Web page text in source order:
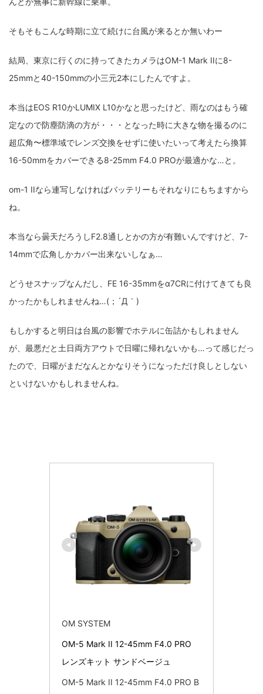
そもそもこんな時期に立て続けに台風が来るとか無いわー
結局、東京に行くのに持ってきたカメラはOM-1 Mark IIに8-
25mmと40-150mmの小三元2本にしたんですよ。
本当はEOS R10かLUMIX L10かなと思ったけど、雨なのはもう確
定なので防塵防滴の方が・・・となった時に大きな物を撮るのに
超広角〜標準域でレンズ交換をせずに使いたいって考えたら換算
16-50mmをカバーできる8-25mm F4.0 PROが最適かな…と。
om-1 IIなら連写しなければバッテリーもそれなりにもちますから
ね。
本当なら曇天だろうしF2.8通しとかの方が有難いんですけど、7-
14mmで広角しかカバー出来ないしなぁ…
どうせスナップなんだし、FE 16-35mmをα7CRに付けてきても良
かったかもしれませんね…(；´Д｀)
もしかすると明日は台風の影響でホテルに缶詰かもしれません
が、最悪だと土日両方アウトで日曜に帰れないかも…って感じだっ
たので、日曜がまだなんとかなりそうになっただけ良しとしない
といけないかもしれませんね。
OM SYSTEM
OM-5 Mark II 12-45mm F4.0 PRO
レンズキット サンドベージュ
OM-5 Mark II 12-45mm F4.0 PRO B